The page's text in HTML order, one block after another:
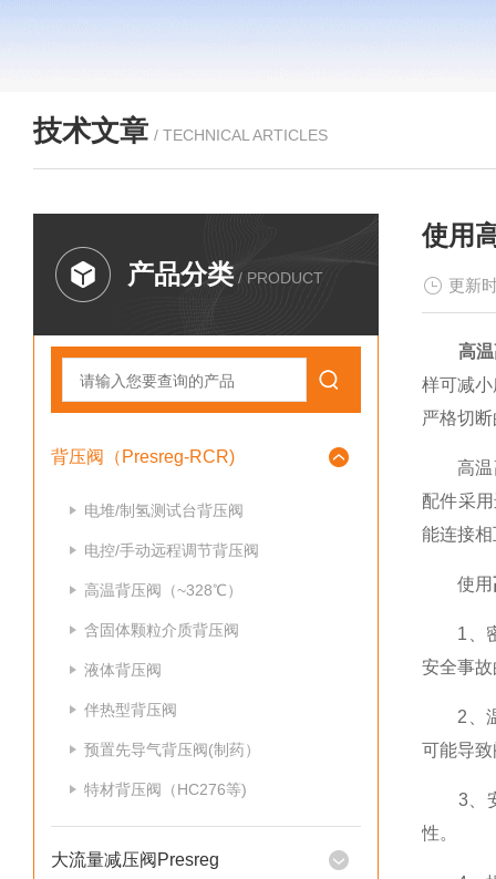
技术文章 / TECHNICAL ARTICLES
产品分类 / PRODUCT
背压阀（Presreg-RCR)
电堆/制氢测试台背压阀
电控/手动远程调节背压阀
高温背压阀（~328℃）
含固体颗粒介质背压阀
液体背压阀
伴热型背压阀
预置先导气背压阀(制药）
特材背压阀（HC276等)
大流量减压阀Presreg
使用
更新
高
样可减
严格切
高温高
配件采
能连接
使用
1、密
安全事
2、温
可能导
3、安
性。